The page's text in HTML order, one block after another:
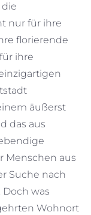
nur für ihre
florierende
ihre
äußerst
das aus
Menschen aus
Suche nach
was
Wohnort